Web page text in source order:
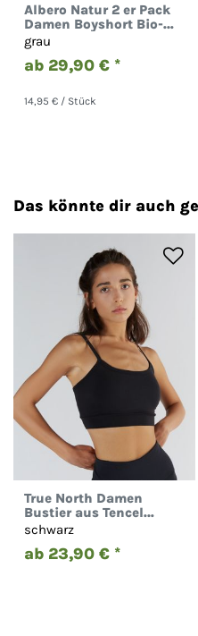
Albero Natur 2 er Pack
Damen Boyshort Bio-
Baumwolle Hotpants
1142
grau
ab 29,90 € *
14,95 € / Stück
Das könnte dir auch
True North Damen
Bustier aus Tencel
Micromodal Top 1201
schwarz
ab 23,90 € *